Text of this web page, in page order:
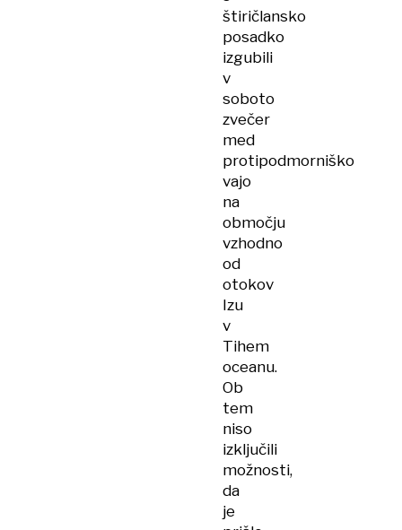
štiričlansko
posadko
izgubili
v
soboto
zvečer
med
protipodmorniško
vajo
na
območju
vzhodno
od
otokov
Izu
v
Tihem
oceanu.
Ob
tem
niso
izključili
možnosti,
da
je